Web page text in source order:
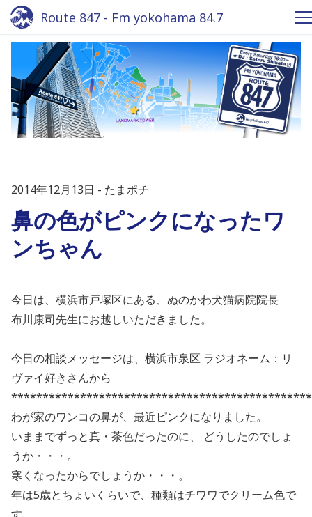
Route 847 - Fm yokohama 84.7
2014年12月13日 たまポチ
鼻の色がピンクになったワ
ンちゃん
今日は、横浜市戸塚区にある、ぬのかわ犬猫病院院長
布川康司先生にお越しいただきました。
今日の相談メッセージは、横浜市泉区 ラジオネーム：リ
ヴァイ好きさんから
わが家のワンコの鼻が、最近ピンクになりました。
いままでずっと真・茶色だったのに、 どうしたのでしょ
うか・・・。
寒くなったからでしょうか・・・。
年は5歳とちょいくらいで、種類はチワワでクリーム色で